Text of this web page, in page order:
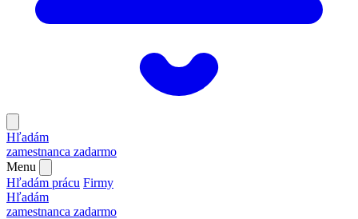
Hľadám
zamestnanca zadarmo
Menu
Hľadám prácu Firmy
Hľadám
zamestnanca zadarmo